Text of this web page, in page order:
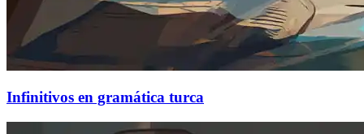
Infinitivos en gramática turca